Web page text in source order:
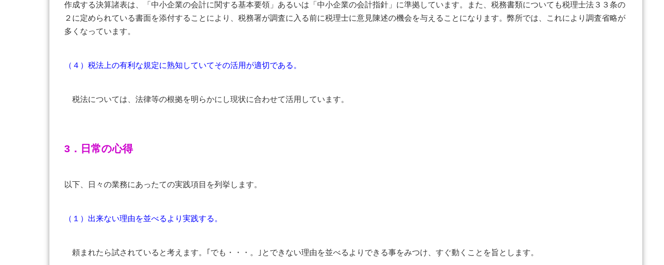
作成する決算諸表は、「中小企業の会計に関する基本要領」あるいは「中小企業の会計指針」に準拠しています。また、税務書類についても税理士法３３条の
２に定められている書面を添付することにより、税務署が調査に入る前に税理士に意見陳述の機会を与えることになります。弊所では、これにより調査省略が
多くなっています。
（４）税法上の有利な規定に熟知していてその活用が適切である。
税法については、法律等の根拠を明らかにし現状に合わせて活用しています。
3．日常の心得
以下、日々の業務にあったての実践項目を列挙します。
（１）出来ない理由を並べるより実践する。
頼まれたら試されていると考えます。｢でも・・・。｣とできない理由を並べるよりできる事をみつけ、すぐ動くことを旨とします。